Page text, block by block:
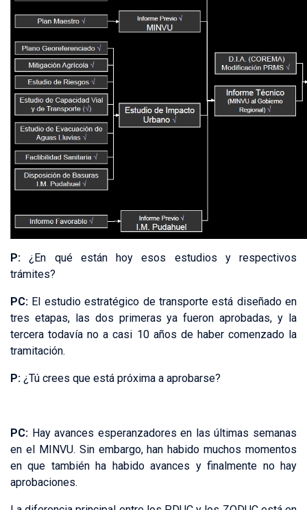
P:¿En qué están hoy esos estudios y respectivos
trámites?
PC: El estudio estratégico de transporte está diseñado en
tres etapas, las dos primeras ya fueron aprobadas, y la
tercera todavía no a casi 10 años de haber comenzado la
tramitación.
P: ¿Tú crees que está próxima a aprobarse?
PC: Hay avances esperanzadores en las últimas semanas
en el MINVU. Sin embargo, han habido muchos momentos
en que también ha habido avances y finalmente no hay
aprobaciones.